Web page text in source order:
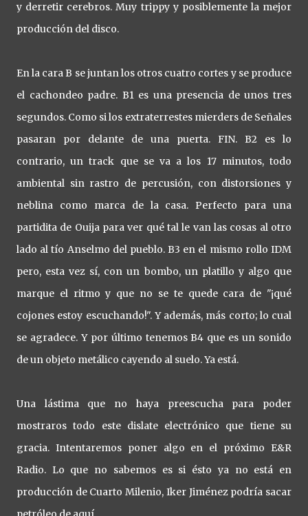
y derretir cerebros. Muy trippy y posiblemente la mejor
producción del disco.
En la cara B se juntan los otros cuatro cortes y se produce
el cachondeo padre. B1 es una presencia de unos tres
segundos. Como si los extraterrestes mierders de Señales
pasaran por delante de una puerta. FIN. B2 es lo
contrario, un track que se va a los 17 minutos, todo
ambiental sin rastro de percusión, con distorsiones y
neblina como marca de la casa. Perfecto para una
partidita de Ouija para ver qué tal le van las cosas al otro
lado al tío Anselmo del pueblo. B3 en el mismo rollo IDM
pero, esta vez sí, con un bombo, un platillo y algo que
marque el ritmo y que no se te quede cara de "¡qué
cojones estoy escuchando!". Y además, más corto; lo cual
se agradece. Y por último tenemos B4 que es un sonido
de un objeto metálico cayendo al suelo. Ya está.
Una lástima que no haya preescucha para poder
mostraros todo este dislate electrónico que tiene su
gracia. Intentaremos poner algo en el próximo E&R
Radio. Lo que no sabemos es si ésto ya no está en
producción de Cuarto Milenio, Iker Jiménez podría sacar